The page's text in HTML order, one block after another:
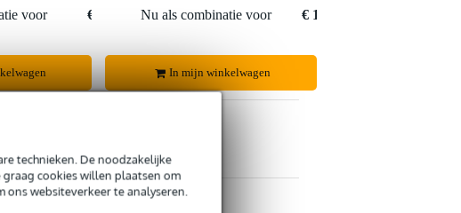
technieken. De noodzakelijke
cookies willen plaatsen om
websiteverkeer te analyseren.
voor
€ 706,-
Nu als combinatie voor
€ 1.355,-
In mijn winkelwagen